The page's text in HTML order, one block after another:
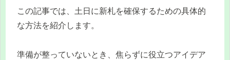
この記事では、土日に新札を確保するための具体的
な方法を紹介します。
準備が整っていないとき、焦らずに役立つアイデア